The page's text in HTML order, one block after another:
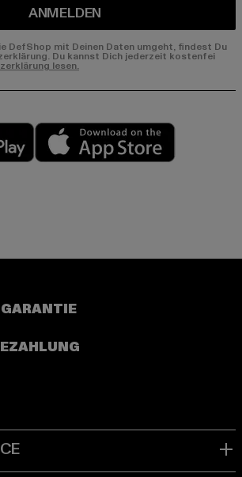
ANMELDEN
DefShop mit Deinen Daten umgeht, findest Du
Du kannst Dich jederzeit kostenfei
lesen.
Play market
page:
Facebook page:
our YouTube channel: